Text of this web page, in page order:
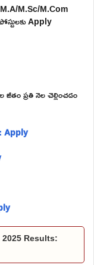
M.Sc/M.Com
Apply
ప్రతి నెల చెల్లించడం
Apply
2025 Results: